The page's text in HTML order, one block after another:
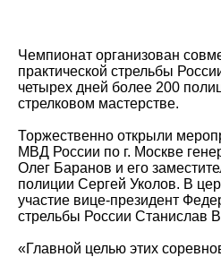
Чемпионат организован
практической стрельбы
четырех дней более 200
стрелковом мастерстве.
Торжественно открыли
МВД России по г. Москве
Олег Баранов и его
полиции Сергей Уколов. В
участие вице-президент
стрельбы России Станислав
«Главной целью этих